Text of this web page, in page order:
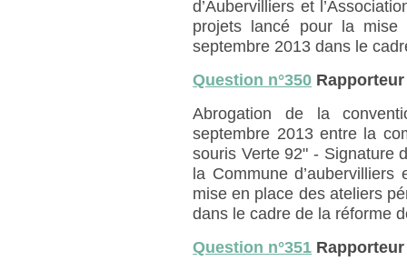
d’Aubervilliers et
projets lancé pour la mise
septembre 2013 dans le
Question n°350
Abrogation de la
septembre 2013 entre la
souris Verte 92" - Signature
la Commune
mise en place des ateliers
dans le cadre de la réforme
Question n°351